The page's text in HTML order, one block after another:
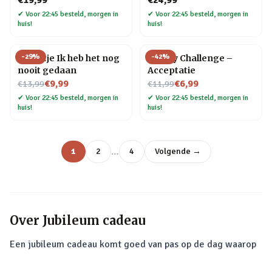
✔ Voor 22:45 besteld, morgen in
huis!
✔ Voor 22:45 besteld, morgen in
huis!
-29%
Tegeltje Ik heb het nog
nooit gedaan
€13,99
Nu voor€9,99
✔ Voor 22:45 besteld, morgen in
huis!
-42%
30 Day Challenge –
Acceptatie
€11,99
Nu voor€6,99
✔ Voor 22:45 besteld, morgen in
huis!
1 2 … 4 Volgende →
Over Jubileum cadeau
Een jubileum cadeau komt goed van pas op de dag waarop